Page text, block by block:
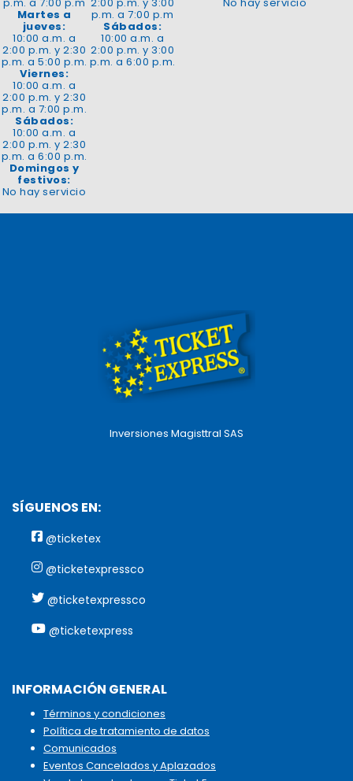
Martes a
jueves:
10:00 a.m. a
2:00 p.m. y 2:30
p.m. a 5:00 p.m.
Viernes:
10:00 a.m. a
2:00 p.m. y 2:30
p.m. a 7:00 p.m.
Sábados:
10:00 a.m. a
2:00 p.m. y 2:30
p.m. a 6:00 p.m.
Domingos y
festivos:
No hay servicio
p.m. a 7:00 p.m
Sábados:
10:00 a.m. a
2:00 p.m. y 3:00
p.m. a 6:00 p.m.
Inversiones Magisttral SAS
SÍGUENOS EN:
@ticketex
@ticketexpressco
@ticketexpressco
@ticketexpress
INFORMACIÓN GENERAL
Términos y condiciones
Política de tratamiento de datos
Comunicados
Eventos Cancelados y Aplazados